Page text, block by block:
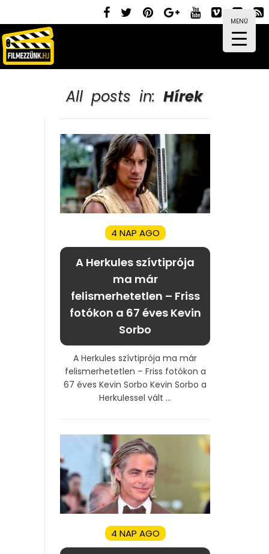
MENÜ
All posts in: Hírek
4 NAP AGO
A Herkules szívtiprója
ma már
felismerhetetlen – Friss
fotókon a 67 éves Kevin
Sorbo
A Herkules szívtiprója ma már
felismerhetetlen – Friss fotókon a
67 éves Kevin Sorbo Kevin Sorbo a
Herkulessel vált ...
4 NAP AGO